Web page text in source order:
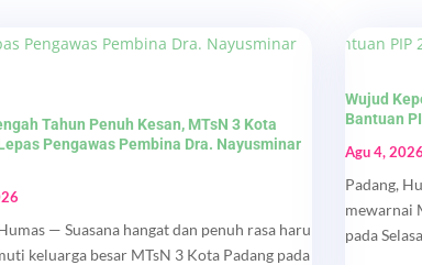
Tahun Penuh Kesan, MTsN 3 Kota
Pengawas Pembina Dra. Nayusminar
— Suasana hangat dan penuh rasa haru
keluarga besar MTsN 3 Kota Padang pada
Wujud
Bantuan
Agu 4, 2026
Padang,
mewarnai
pada